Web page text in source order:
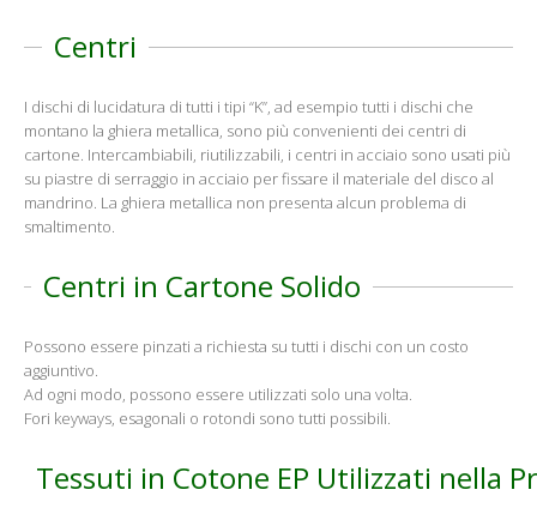
Centri
I dischi di lucidatura di tutti i tipi “K”, ad esempio tutti i dischi che
montano la ghiera metallica, sono più convenienti dei centri di
cartone. Intercambiabili, riutilizzabili, i centri in acciaio sono usati più
su piastre di serraggio in acciaio per fissare il materiale del disco al
mandrino. La ghiera metallica non presenta alcun problema di
smaltimento.
Centri in Cartone Solido
Possono essere pinzati a richiesta su tutti i dischi con un costo
aggiuntivo.
Ad ogni modo, possono essere utilizzati solo una volta.
Fori keyways, esagonali o rotondi sono tutti possibili.
Tessuti in Cotone EP Utilizzati nella